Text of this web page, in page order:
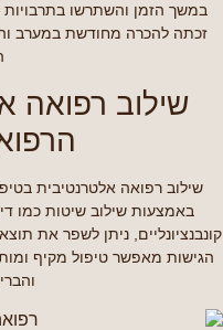
במשך הזמן והשתרשו
זכתה להכרה מחודשת במערב
שילוב רפואה
שילוב רפואה אלטרנטיבית
באמצעות שילוב שיטות כמו
קונבנציונליים, ניתן לשפר את
הגישות מאפשר טיפול מקיף